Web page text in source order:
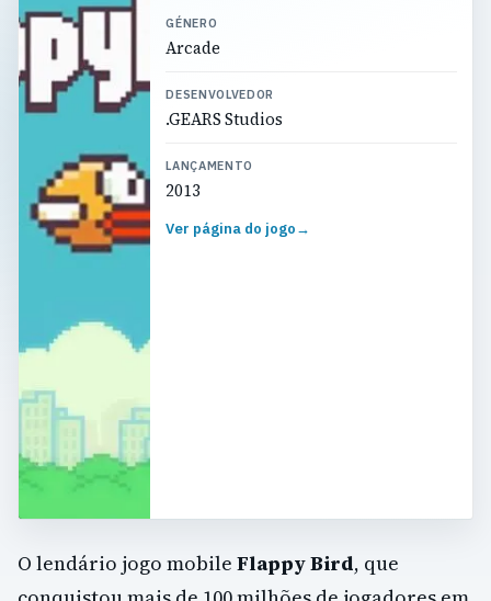
GÉNERO
Arcade
DESENVOLVEDOR
.GEARS Studios
LANÇAMENTO
2013
Ver página do jogo→
O lendário jogo mobile Flappy Bird, que